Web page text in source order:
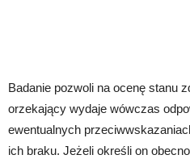
Badanie pozwoli na ocenę stanu
orzekający wydaje wówczas
ewentualnych
ich braku. Jeżeli określi on